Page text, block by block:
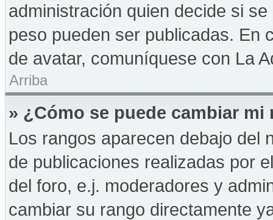
administración quien decide si
peso pueden ser publicadas. En
de avatar, comuníquese con La
Arriba
» ¿Cómo se puede cambiar mi
Los rangos aparecen debajo del
de publicaciones realizadas por
del foro, e.j. moderadores y
cambiar su rango directamente